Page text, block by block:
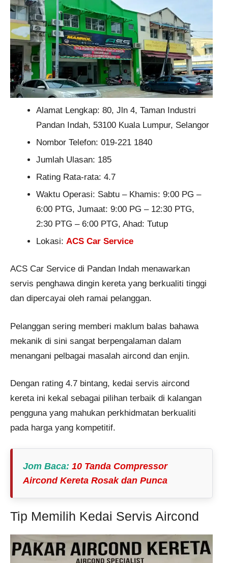
Alamat Lengkap: 80, Jln 4, Taman Industri
Pandan Indah, 53100 Kuala Lumpur, Selangor
Nombor Telefon: 019-221 1840
Jumlah Ulasan: 185
Rating Rata-rata: 4.7
Waktu Operasi: Sabtu – Khamis: 9:00 PG –
6:00 PTG, Jumaat: 9:00 PG – 12:30 PTG,
2:30 PTG – 6:00 PTG, Ahad: Tutup
Lokasi: ACS Car Service
ACS Car Service di Pandan Indah menawarkan
servis penghawa dingin kereta yang berkualiti tinggi
dan dipercayai oleh ramai pelanggan.
Pelanggan sering memberi maklum balas bahawa
mekanik di sini sangat berpengalaman dalam
menangani pelbagai masalah aircond dan enjin.
Dengan rating 4.7 bintang, kedai servis aircond
kereta ini kekal sebagai pilihan terbaik di kalangan
pengguna yang mahukan perkhidmatan berkualiti
pada harga yang kompetitif​.
Jom Baca: 10 Tanda Compressor
Aircond Kereta Rosak dan Punca
Tip Memilih Kedai Servis Aircond